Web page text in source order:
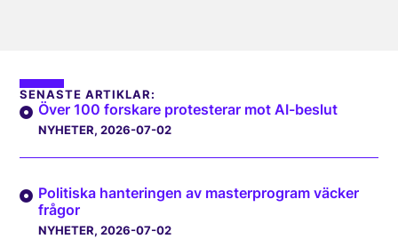
SENASTE ARTIKLAR:
Över 100 forskare protesterar mot AI-beslut
NYHETER, 2026-07-02
Politiska hanteringen av masterprogram väcker
frågor
NYHETER, 2026-07-02